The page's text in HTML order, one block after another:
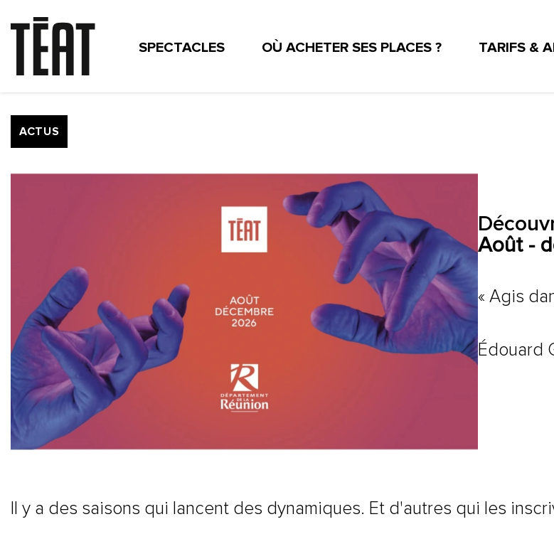
SPECTACLES OÙ ACHETER SES PLACES ?
TARIFS &
ACTUS
Août -
« Agis
Édouard
Il y a des saisons qui lancent des dynamiques. Et d'autres qui les